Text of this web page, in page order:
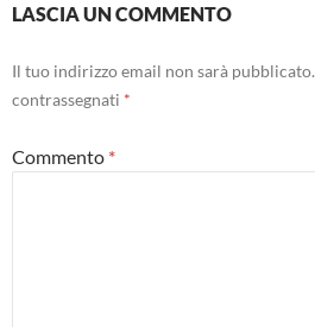
LASCIA UN COMMENTO
Il tuo indirizzo email non sarà pubblicato.
contrassegnati *
Commento *